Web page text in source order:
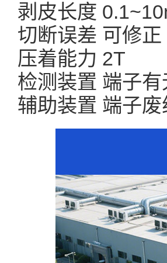
剥皮长度
切断误差 可修正
压着能力 2T
检测装置 端子
辅助装置 端子